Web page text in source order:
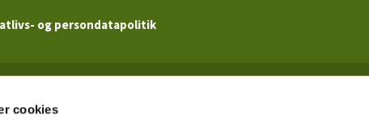
cookies
og persondatapolitik
· Ved Kildevældskirken 2 · 2100 København Ø · CVR. 62517719